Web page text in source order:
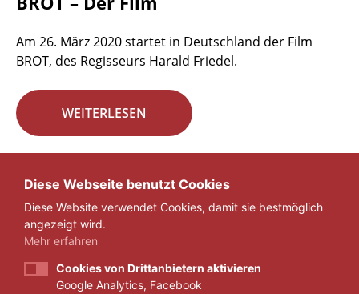
Am 26. März 2020 startet in Deutschland der Film
BROT, des Regisseurs Harald Friedel.
WEITERLESEN
« 1 ... 21 22 23 ... 29 »
Diese Webseite benutzt Cookies
Diese Website verwendet Cookies, damit sie bestmöglich
angezeigt wird.
Mehr erfahren
Cookies von Drittanbietern aktivieren
Google Analytics, Facebook